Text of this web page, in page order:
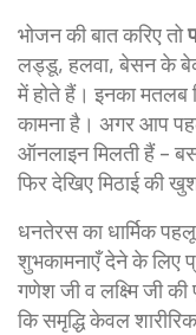
भोजन की बात करिए तो
लड्डू, हलवा, बेसन के
में होते हैं। इनका मतलब
कामना है। अगर आप
ऑनलाइन मिलती हैं –
फिर देखिए मिठाई की
धनतेरस का धार्मिक
शुभकामनाएँदेने के लिए
गणेश जी व लक्ष्मि जी की
कि समृद्धि केवल